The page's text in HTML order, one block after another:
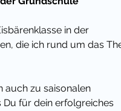
in der
die ich rund um das
auch zu saisonalen
Du für dein erfolgreiches